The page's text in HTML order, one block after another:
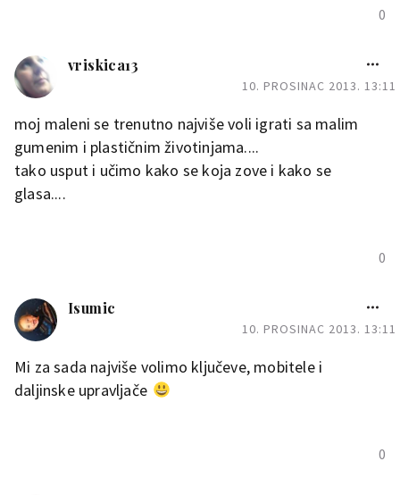
0
vriskica13
10. PROSINAC 2013. 13:11
moj maleni se trenutno najviše voli igrati sa malim
gumenim i plastičnim životinjama....
tako usput i učimo kako se koja zove i kako se
glasa....
0
Isumic
10. PROSINAC 2013. 13:11
Mi za sada najviše volimo ključeve, mobitele i
daljinske upravljače
0